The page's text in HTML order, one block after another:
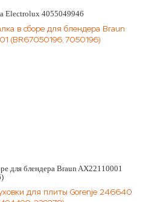
Electrolux 4055049946
для блендера Braun AX22110001